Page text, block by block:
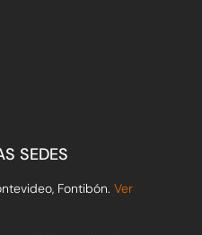
SEDES
Fontibón. Ver